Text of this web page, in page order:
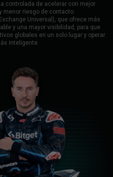
controlada de acelerar con mejor
menor riesgo de contacto.
Universal), que ofrece más
y una mayor visibilidad, para que
globales en un solo lugar y operar
inteligente.